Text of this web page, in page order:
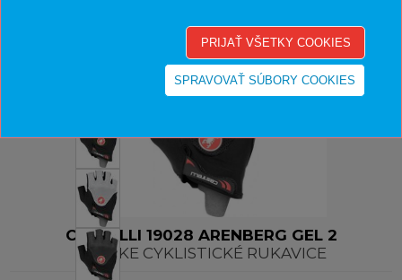
CASTELLI 19028 ARENBERG GEL 2
PÁNSKE CYKLISTICKÉ RUKAVICE